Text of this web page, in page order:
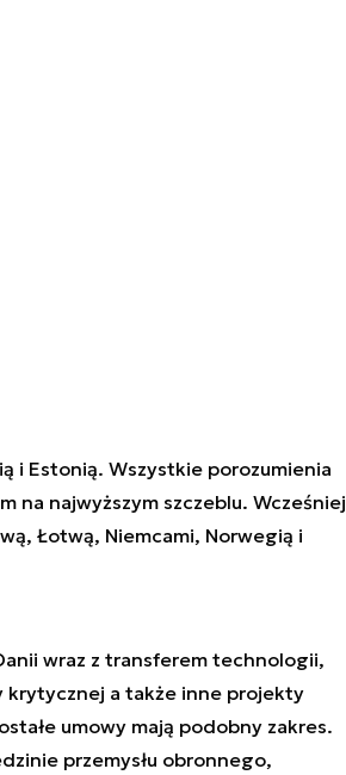
i Estonią. Wszystkie porozumienia
na najwyższym szczeblu. Wcześniej
Łotwą, Niemcami, Norwegią i
wraz z transferem technologii,
krytycznej a także inne projekty
umowy mają podobny zakres.
przemysłu obronnego,